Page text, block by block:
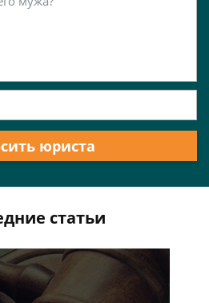
юриста
статьи